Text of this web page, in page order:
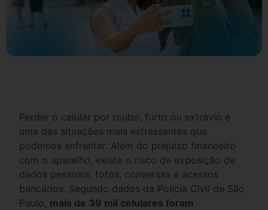
Perder o celular por roubo, furto ou extravio é
uma das situações mais estressantes que
podemos enfrentar. Além do prejuízo financeiro
com o aparelho, existe o risco de exposição de
dados pessoais, fotos, conversas e acessos
bancários. Segundo dados da Polícia Civil de São
Paulo, mais de 39 mil celulares foram